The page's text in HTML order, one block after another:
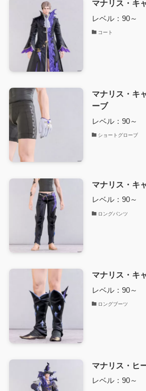
マナリス・キ
レベル：90～
コート
マナリス・キ
ーブ
レベル：90～
ショートグローブ
マナリス・キ
レベル：90～
ロングパンツ
マナリス・キ
レベル：90～
ロングブーツ
マナリス・ヒ
レベル：90～